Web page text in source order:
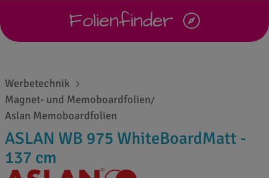
Folienfinder
Werbetechnik
Magnet- und Memoboardfolien/
Aslan Memoboardfolien
ASLAN WB 975 WhiteBoardMatt -
137 cm